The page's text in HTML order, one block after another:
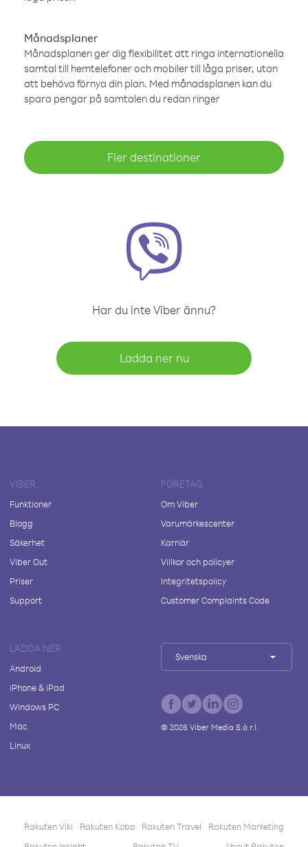
Månadsplaner
Månadsplanen ger dig flexibilitet att ringa internationella
samtal till hemtelefoner och mobiler till låga priser, utan
att behöva förnya din plan. Med månadsplanen kan du
spara pengar på samtalen du redan ringer
Fler destinationer
Har du inte Viber ännu?
Ladda ner nu
VIBER
Funktioner
Blogg
Säkerhet
Viber Out
Priser
Support
FÖRETAG
Om Viber
Varumärkescenter
Karriär
Villkor och policyer
Integritetspolicy
Customer Complaints Code
LADDA NER
Android
iPhone & iPad
Windows PC
Mac
Linux
Svenska
© 2026Viber Media S.à r.l.
Rakuten Viki Rakuten Kobo Rakuten Travel
Rakuten Marketing